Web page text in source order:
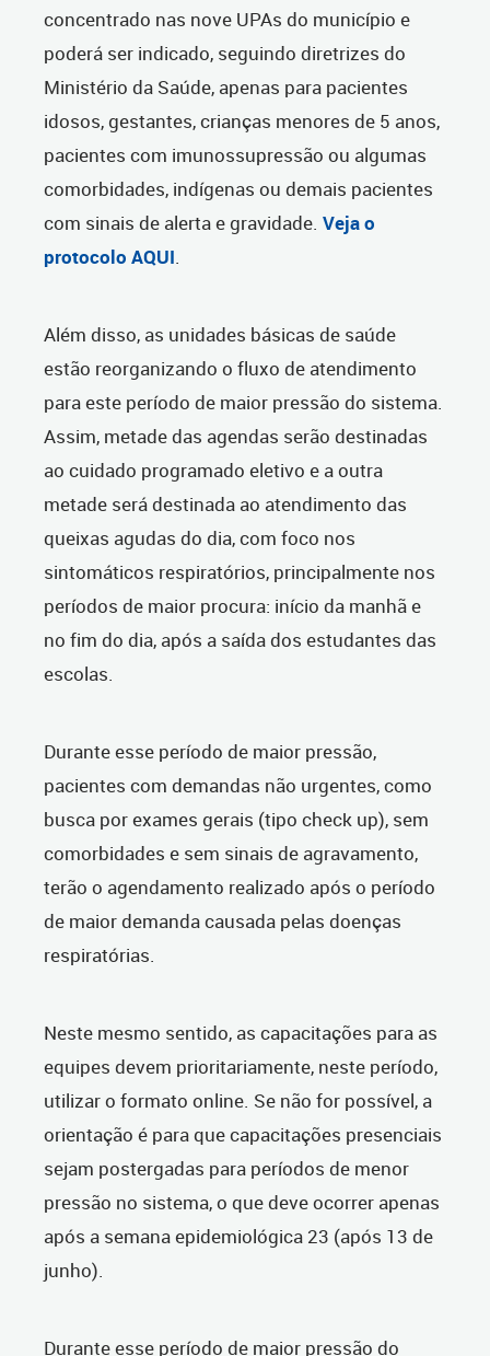
concentrado nas nove UPAs do município e
poderá ser indicado, seguindo diretrizes do
Ministério da Saúde, apenas para pacientes
idosos, gestantes, crianças menores de 5 anos,
pacientes com imunossupressão ou algumas
comorbidades, indígenas ou demais pacientes
com sinais de alerta e gravidade. Veja o
protocolo AQUI.
Além disso, as unidades básicas de saúde
estão reorganizando o fluxo de atendimento
para este período de maior pressão do sistema.
Assim, metade das agendas serão destinadas
ao cuidado programado eletivo e a outra
metade será destinada ao atendimento das
queixas agudas do dia, com foco nos
sintomáticos respiratórios, principalmente nos
períodos de maior procura: início da manhã e
no fim do dia, após a saída dos estudantes das
escolas.
Durante esse período de maior pressão,
pacientes com demandas não urgentes, como
busca por exames gerais (tipo check up), sem
comorbidades e sem sinais de agravamento,
terão o agendamento realizado após o período
de maior demanda causada pelas doenças
respiratórias.
Neste mesmo sentido, as capacitações para as
equipes devem prioritariamente, neste período,
utilizar o formato online. Se não for possível, a
orientação é para que capacitações presenciais
sejam postergadas para períodos de menor
pressão no sistema, o que deve ocorrer apenas
após a semana epidemiológica 23 (após 13 de
junho).
Durante esse período de maior pressão do